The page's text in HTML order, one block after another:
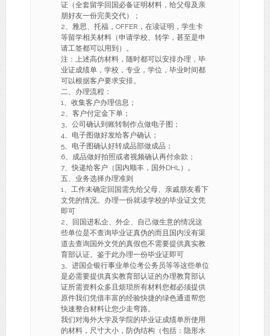
证（全套留学回国必备证明材料，给父母及亲
朋好友一份完美交代）；
2、雅思、托福，OFFER，在读证明，学生卡
等留学相关材料（申请学校、转学，甚至是申
请工签都可以用到）。
注：上述高仿材料，随时都可以安排办理，毕
业证成绩单，学校，专业，学位，毕业时间都
可以根据客户要求安排。
二、办理流程：
1、收集客户办理信息；
2、客户付定金下单；
3、公司确认到账转制作点做电子图；
4、电子图做好发给客户确认；
5、电子图确认好转成品部做成品；
6、成品做好拍照或者视频确认再付余款；
7、快递给客户（国内顺丰，国外DHL）。
五、业务选择办理准则
1、工作未确定回国需先给父母、亲戚朋友看下
文凭的情况。办理一份就读学校的毕业证文凭
即可
2、回国进私企、外企、自己做生意的情况这
些单位是不查询毕业证真伪的而且国内没有渠
道去查询国外文凭的真假也不需要提供真实教
育部认证。鉴于此办理一份毕业证即可
3、进国企银行事业单位考公务员等等这些单位
是必需要提供真实教育部认证的办理教育部认
证所需资料众多且烦琐所有材料您都必须提供
原件我们凭借丰富的经验快捷的绿色通道帮您
快速整合材料让您少走弯路。
我们对海外大学及学院的毕业证成绩单所使用
的材料，尺寸大小，防伪结构（包括：隐形水